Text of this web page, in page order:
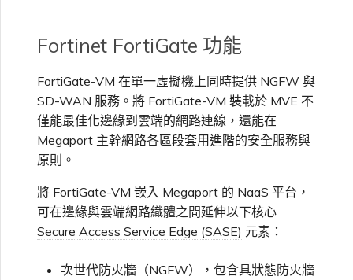
Salesforce Express
Connect
SAP
VMware Cloud
SAP HANA Enterprise
Cloud
MCR 私有雲端互聯
終止 MCR
監控維護和中斷事件
鎖定 Megaport 服務
Megaport 授權書
IX 計費
客戶註冊與入駐
使用 API 建立 MCR VXC
從 MCR 建立至 Azure 的
VXC
從 MVE 建立至 AWS 的 VXC
Provider
在測試環境中測試
客戶安全責任
Megaport Portal 驗證常見
問題
Fortinet FortiGate 功能
FortiGate-VM 在單一虛擬機上同時提供 NGFW 與
SD-WAN 服務。將 FortiGate-VM 裝載於 MVE 不
僅能最佳化邊緣到雲端的網路連線，還能在
Megaport 主幹網路各區段套用進階的安全服務與
原則。
將 FortiGate-VM 嵌入 Megaport 的 NaaS 平台，
可在邊緣與雲端網路織體之間延伸以下核心
Secure Access Service Edge (SASE) 元素：
次世代防火牆（NGFW），包含具狀態防火牆